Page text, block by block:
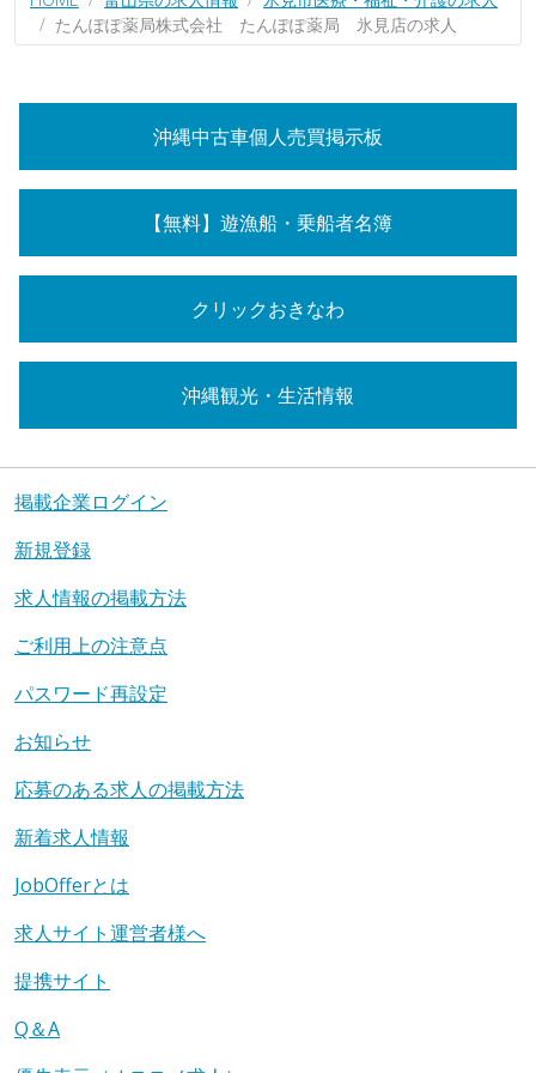
たんぽぽ薬局株式会社 たんぽぽ薬局 氷見店の求人
沖縄中古車個人売買掲示板
【無料】遊漁船・乗船者名簿
クリックおきなわ
沖縄観光・生活情報
掲載企業ログイン
新規登録
求人情報の掲載方法
ご利用上の注意点
パスワード再設定
お知らせ
応募のある求人の掲載方法
新着求人情報
JobOfferとは
求人サイト運営者様へ
提携サイト
Q＆A